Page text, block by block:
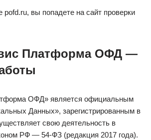
вы попадете на сайт проверки
Платформа ОФД —
ОФД» является официальным
Данных», зарегистрированным в
свою деятельность в
РФ — 54-ФЗ (редакция 2017 года).